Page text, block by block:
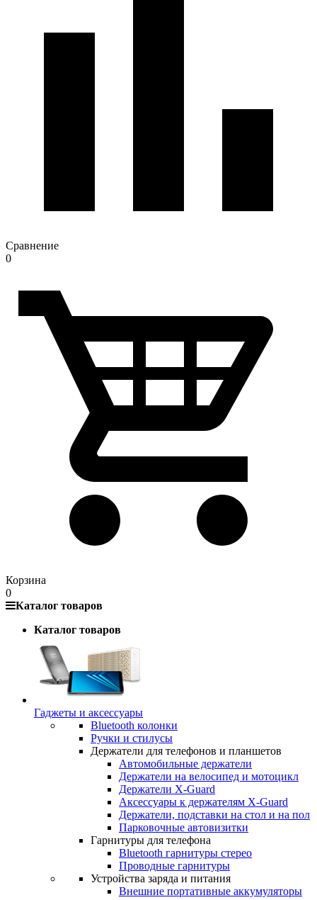
Сравнение
0
Корзина
0
Каталог товаров
Каталог товаров
Гаджеты и аксессуары
Bluetooth колонки
Ручки и стилусы
Держатели для телефонов и планшетов
Автомобильные держатели
Держатели на велосипед и мотоцикл
Держатели X-Guard
Аксессуары к держателям X-Guard
Держатели, подставки на стол и на пол
Парковочные автовизитки
Гарнитуры для телефона
Bluetooth гарнитуры стерео
Проводные гарнитуры
Устройства заряда и питания
Внешние портативные аккумуляторы